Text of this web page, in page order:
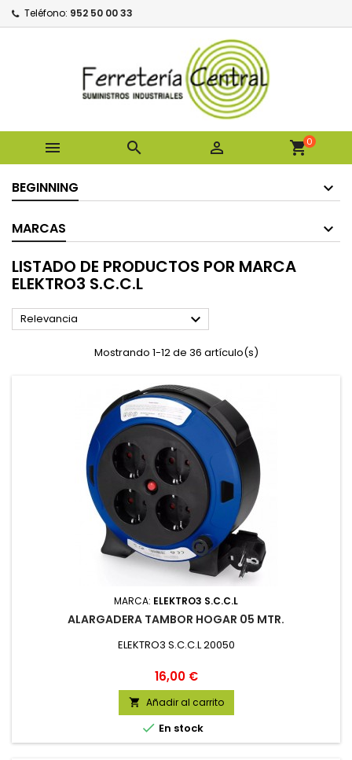
Teléfono: 952 50 00 33
   shopping_cart0
BEGINNING
MARCAS
LISTADO DE PRODUCTOS POR MARCA
ELEKTRO3 S.C.C.L
Relevancia 
Mostrando 1-12 de 36 artículo(s)
MARCA: ELEKTRO3 S.C.C.L
ALARGADERA TAMBOR HOGAR 05 MTR.
ELEKTRO3 S.C.C.L 20050
Precio
16,00 €
 Añadir al carrito
 En stock